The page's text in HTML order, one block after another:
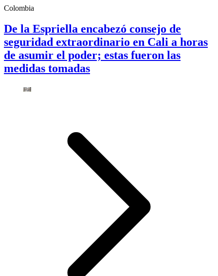
Colombia
De la Espriella encabezó consejo de
seguridad extraordinario en Cali a horas
de asumir el poder; estas fueron las
medidas tomadas